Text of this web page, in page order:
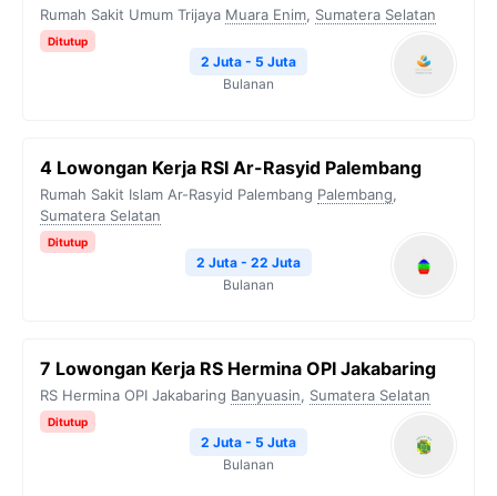
Rumah Sakit Umum Trijaya Muara Enim, Sumatera Selatan
Ditutup
2 Juta - 5 Juta
Bulanan
4 Lowongan Kerja RSI Ar-Rasyid Palembang
Rumah Sakit Islam Ar-Rasyid Palembang Palembang,
Sumatera Selatan
Ditutup
2 Juta - 22 Juta
Bulanan
7 Lowongan Kerja RS Hermina OPI Jakabaring
RS Hermina OPI Jakabaring Banyuasin, Sumatera Selatan
Ditutup
2 Juta - 5 Juta
Bulanan